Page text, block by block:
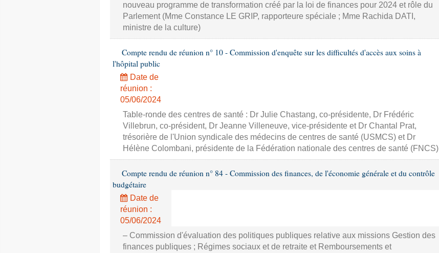
nouveau programme de transformation créé par la loi de finances pour 2024 et rôle du
Parlement (Mme Constance LE GRIP, rapporteure spéciale ; Mme Rachida DATI,
ministre de la culture)
Compte rendu de réunion n° 10 - Commission d'enquête sur les difficultés d'accès aux soins à
l'hôpital public
Date de
réunion :
05/06/2024
Table-ronde des centres de santé : Dr Julie Chastang, co-présidente, Dr Frédéric
Villebrun, co-président, Dr Jeanne Villeneuve, vice-présidente et Dr Chantal Prat,
trésorière de l'Union syndicale des médecins de centres de santé (USMCS) et Dr
Hélène Colombani, présidente de la Fédération nationale des centres de santé (FNCS)
Compte rendu de réunion n° 84 - Commission des finances, de l'économie générale et du contrôle
budgétaire
Date de
réunion :
05/06/2024
– Commission d'évaluation des politiques publiques relative aux missions Gestion des
finances publiques ; Régimes sociaux et de retraite et Remboursements et